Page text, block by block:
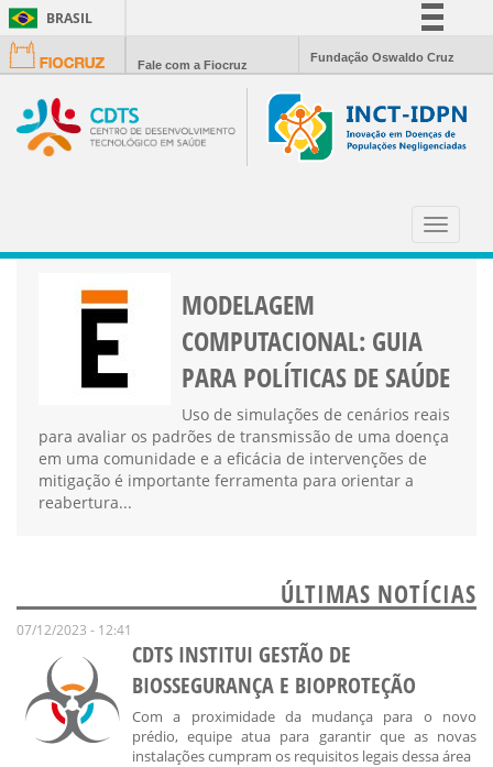
BRASIL
Simplifique!
Participe
Acesso à informação
Fale com a Fiocruz
Fundação Oswaldo Cruz
Toggle
MODELAGEM
COMPUTACIONAL: GUIA
PARA POLÍTICAS DE SAÚDE
Uso de simulações de cenários reais
para avaliar os padrões de transmissão de uma doença
em uma comunidade e a eficácia de intervenções de
mitigação é importante ferramenta para orientar a
reabertura...
ÚLTIMAS NOTÍCIAS
07/12/2023 - 12:41
CDTS INSTITUI GESTÃO DE
BIOSSEGURANÇA E BIOPROTEÇÃO
Com a proximidade da mudança para o novo
prédio, equipe atua para garantir que as novas
instalações cumpram os requisitos legais dessa área